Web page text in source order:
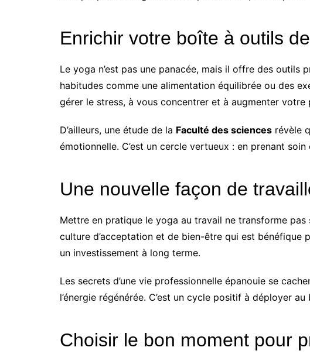
Enrichir votre boîte à outils
Le yoga n’est pas une panacée, mais il offre des outils
habitudes comme une alimentation équilibrée ou des
gérer le stress, à vous concentrer et à augmenter votre
D’ailleurs, une étude de la Faculté des sciences révèle
émotionnelle. C’est un cercle vertueux : en prenant
Une nouvelle façon de
Mettre en pratique le yoga au travail ne transforme pas
culture d’acceptation et de bien-être qui est bénéfique
un investissement à long terme.
Les secrets d’une vie professionnelle épanouie se
l’énergie régénérée. C’est un cycle positif à déployer
Choisir le bon moment pour